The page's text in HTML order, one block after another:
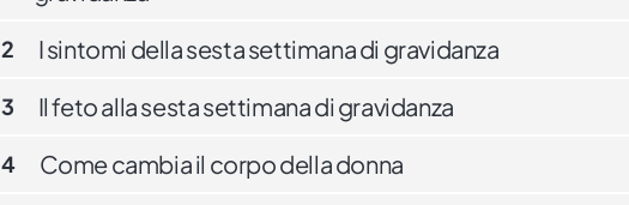
2 I sintomi della sesta settimana di gravidanza
3 Il feto alla sesta settimana di gravidanza
4 Come cambia il corpo della donna